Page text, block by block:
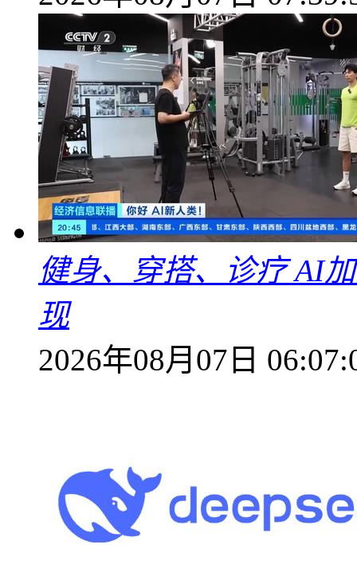
健身、穿搭、诊疗 AI
现
2026年08月07日